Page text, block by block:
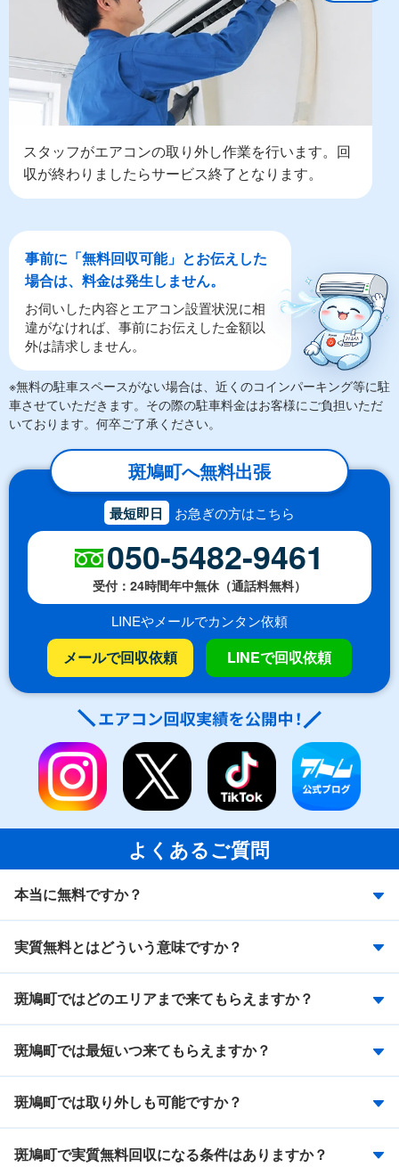
スタッフがエアコンの取り外し作業を行います。回
収が終わりましたらサービス終了となります。
事前に「無料回収可能」とお伝えした
場合は、料金は発生しません。
お伺いした内容とエアコン設置状況に相
違がなければ、事前にお伝えした金額以
外は請求しません。
※無料の駐車スペースがない場合は、近くのコインパーキング等に駐
車させていただきます。その際の駐車料金はお客様にご負担いただ
いております。何卒ご了承ください。
斑鳩町へ無料出張
最短即日 お急ぎの方はこちら
050-5482-9461
受付：24時間年中無休（通話料無料）
LINEやメールでカンタン依頼
メールで回収依頼 LINEで回収依頼
よくあるご質問
本当に無料ですか？
実質無料とはどういう意味ですか？
斑鳩町ではどのエリアまで来てもらえますか？
斑鳩町では最短いつ来てもらえますか？
斑鳩町では取り外しも可能ですか？
斑鳩町で実質無料回収になる条件はありますか？